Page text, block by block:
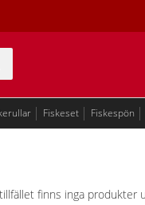
Fiskeset Fiskespön
finns inga produkter